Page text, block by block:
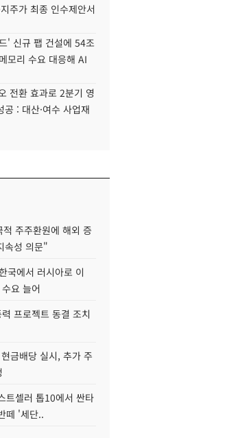
주가 최종 인수제안서
' 신규 팹 건설에 54조
모리 수요 대응해 AI
전환 효과로 2분기 영
: 대산·여수 사업재
주주환원에 해외 증
속성 의문"
국에서 러시아로 이
요 늘어
프로젝트 동결 조치
금배당 실시, 추가 주
트셀러 톱10에서 싼타
떼 '세단..